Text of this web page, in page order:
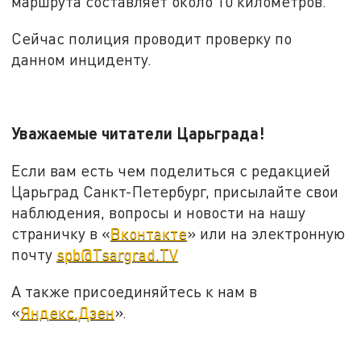
Сейчас полиция проводит проверку по
данном инциденту.
Уважаемые читатели Царьграда!
Если вам есть чем поделиться с редакцией
Царьград Санкт-Петербург, присылайте свои
наблюдения, вопросы и новости на нашу
страничку в «Вконтакте» или на электронную
почту spb@Tsargrad.TV
А также присоединяйтесь к нам в
«Яндекс.Дзен».